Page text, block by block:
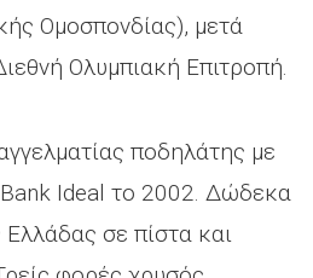
Ομοσπονδίας), μετά
Ολυμπιακή Επιτροπή.
ποδηλάτης με
Ideal το 2002. Δώδεκα
σε πίστα και